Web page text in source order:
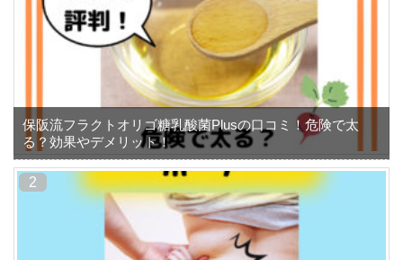
保阪流フラクトオリゴ糖乳酸菌Plusの口コミ！危険で太
る？効果やデメリット！